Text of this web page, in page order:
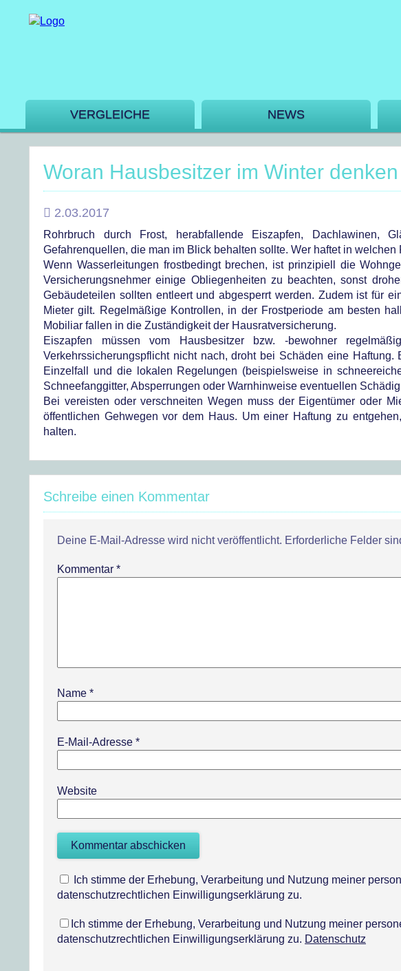
VERGLEICHE NEWS
Woran Hausbesitzer im Winter
2.03.2017
Rohrbruch durch Frost, herabfallende Eiszapfen,
Gefahrenquellen, die man im Blick behalten sollte. Wer haftet in welchen
Wenn Wasserleitungen frostbedingt brechen, ist prinzipiell die
Versicherungsnehmer einige Obliegenheiten zu beachten, sonst
Gebäudeteilen sollten entleert und abgesperrt werden. Zudem ist für
Mieter gilt. Regelmäßige Kontrollen, in der Frostperiode am besten
Mobiliar fallen in die Zuständigkeit der Hausratversicherung.
Eiszapfen müssen vom Hausbesitzer bzw. -bewohner
Verkehrssicherungspflicht nicht nach, droht bei Schäden eine
Einzelfall und die lokalen Regelungen (beispielsweise in
Schneefanggitter, Absperrungen oder Warnhinweise eventuellen
Bei vereisten oder verschneiten Wegen muss der Eigentümer oder
öffentlichen Gehwegen vor dem Haus. Um einer Haftung zu
halten.
Schreibe einen Kommentar
Deine E-Mail-Adresse wird nicht veröffentlicht. Erforderliche Felder
Kommentar *
Name *
E-Mail-Adresse *
Website
Ich stimme der Erhebung, Verarbeitung und Nutzung meiner
datenschutzrechtlichen Einwilligungserklärung zu.
Ich stimme der Erhebung, Verarbeitung und Nutzung meiner
datenschutzrechtlichen Einwilligungserklärung zu. Datenschutz